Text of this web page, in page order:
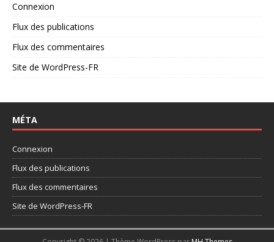
Connexion
Flux des publications
Flux des commentaires
Site de WordPress-FR
MÉTA
Connexion
Flux des publications
Flux des commentaires
Site de WordPress-FR